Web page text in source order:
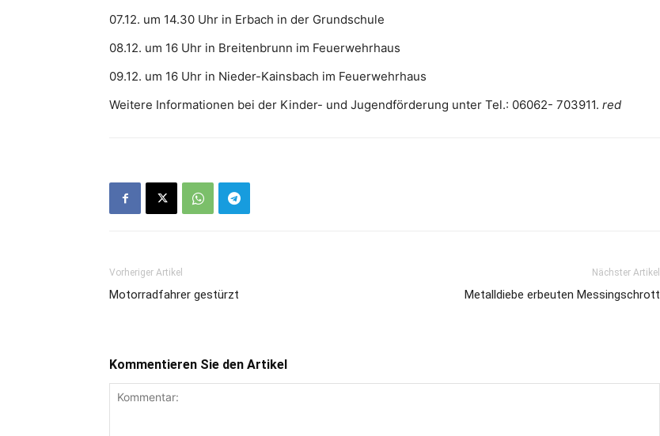
07.12. um 14.30 Uhr in Erbach in der Grundschule
08.12. um 16 Uhr in Breitenbrunn im Feuerwehrhaus
09.12. um 16 Uhr in Nieder-Kainsbach im Feuerwehrhaus
Weitere Informationen bei der Kinder- und Jugendförderung unter Tel.: 06062- 703911. red
Vorheriger Artikel
Motorradfahrer gestürzt
Nächster Artikel
Metalldiebe erbeuten Messingschrott
Kommentieren Sie den Artikel